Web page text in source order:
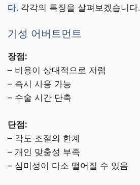
다. 각각의 특징을 살펴보겠습니다.
기성 어버트먼트
장점:
– 비용이 상대적으로 저렴
– 즉시 사용 가능
– 수술 시간 단축
단점:
– 각도 조절의 한계
– 개인 맞춤성 부족
– 심미성이 다소 떨어질 수 있음